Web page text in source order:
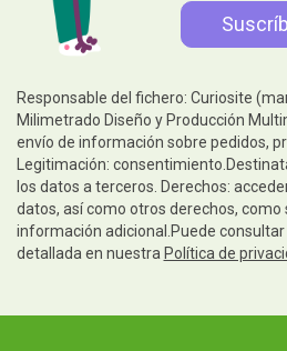
Responsable del fichero: Curiosite
Milimetrado Diseño y Producción
envío de información sobre pedidos,
Legitimación:
los datos a terceros. Derechos:
datos, así como otros derechos, como
información adicional.Puede
detallada en nuestra Política de